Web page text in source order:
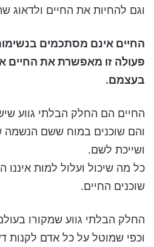
וגם להחיות את החיים ולדאוג
החיים אינם מסתכמים
פעולה זו מאפשרת את החיים
בעצמם.
החיים הם החלק הבלתי גווע
והם שוכנים במוח ששם
ושייכת לשם.
כל מה שיכול ועלול למות איננו
שוכנים החיים.
החלק הבלתי גווע שמקורו
וכפי שמוטל על כל אדם לקנות